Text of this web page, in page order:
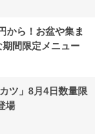
から！お盆や集ま
間限定メニュー
ツ」8月4日数量限
場